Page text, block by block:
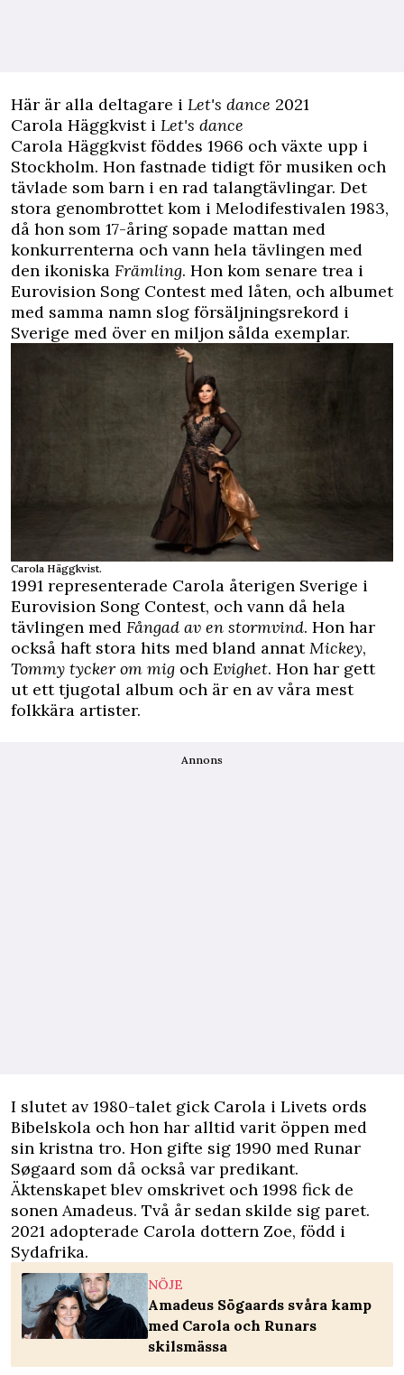
Här är alla deltagare i Let's dance 2021
Carola Häggkvist i Let's dance
Carola Häggkvist föddes 1966 och växte upp i
Stockholm. Hon fastnade tidigt för musiken och
tävlade som barn i en rad talangtävlingar. Det
stora genombrottet kom i Melodifestivalen 1983,
då hon som 17-åring sopade mattan med
konkurrenterna och vann hela tävlingen med
den ikoniska Främling. Hon kom senare trea i
Eurovision Song Contest med låten, och albumet
med samma namn slog försäljningsrekord i
Sverige med över en miljon sålda exemplar.
Carola Häggkvist.
1991 representerade Carola återigen Sverige i
Eurovision Song Contest, och vann då hela
tävlingen med Fångad av en stormvind. Hon har
också haft stora hits med bland annatMickey,
Tommy tycker om mig och Evighet. Hon har gett
ut ett tjugotal album och är en av våra mest
folkkära artister.
Annons
I slutet av 1980-talet gick Carola i Livets ords
Bibelskola och hon har alltid varit öppen med
sin kristna tro. Hon gifte sig 1990 med Runar
Søgaard som då också var predikant.
Äktenskapet blev omskrivet och 1998 fick de
sonen Amadeus. Två år sedan skilde sig paret.
2021 adopterade Carola dottern Zoe, född i
Sydafrika.
NÖJE
Amadeus Sögaards svåra kamp
med Carola och Runars
skilsmässa